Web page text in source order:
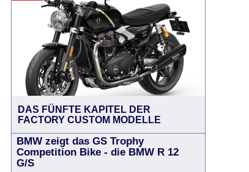
DAS FÜNFTE KAPITEL DER
FACTORY CUSTOM MODELLE
BMW zeigt das GS Trophy
Competition Bike - die BMW R 12
G/S